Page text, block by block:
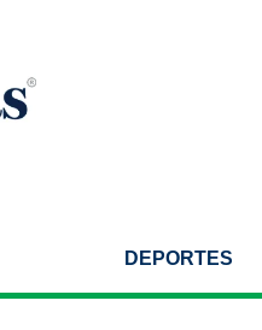
DEPORTES